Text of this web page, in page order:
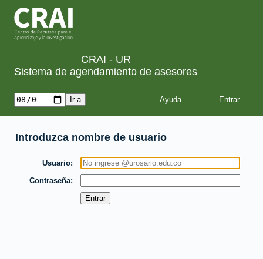
CRAI - UR
Sistema de agendamiento de asesores
Ayuda
Introduzca nombre de usuario
Usuario
Contraseña